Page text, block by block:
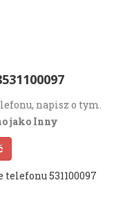
napisz o tym.
jako Inny
531100097